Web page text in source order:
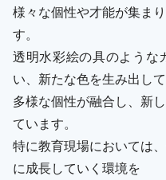
様々な個性や才能が集ま
す。
透明水彩絵の具のような
い、新たな色を生み出して
多様な個性が融合し、新
ています。
特に教育現場においては
に成長していく環境を